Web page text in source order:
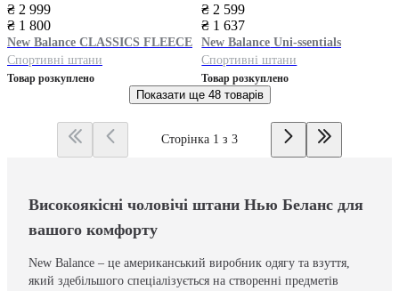
₴ 2 999
₴ 1 800
New Balance CLASSICS FLEECE
Спортивні штани
Товар розкуплено
₴ 2 599
₴ 1 637
New Balance Uni-ssentials
Спортивні штани
Товар розкуплено
Показати ще 48 товарів
Сторінка 1 з 3
Високоякісні чоловічі штани Нью Беланс для
вашого комфорту
New Balance – це американський виробник одягу та взуття,
який здебільшого спеціалізується на створенні предметів